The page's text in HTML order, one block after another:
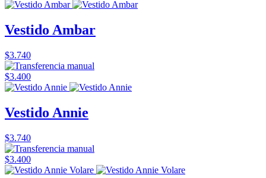
Vestido Ambar
$3.740
$3.400
Vestido Annie
$3.740
$3.400